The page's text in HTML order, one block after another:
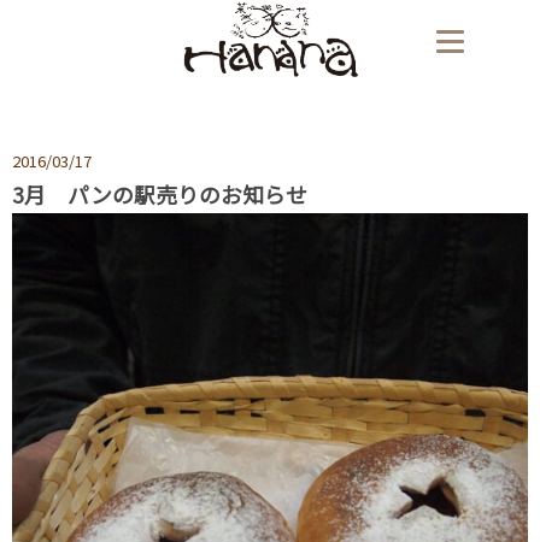
2016/03/17
3月 パンの駅売りのお知らせ